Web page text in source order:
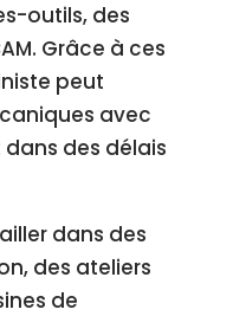
outils, des
Grâce à ces
peut
avec
des délais
dans des
des ateliers
de